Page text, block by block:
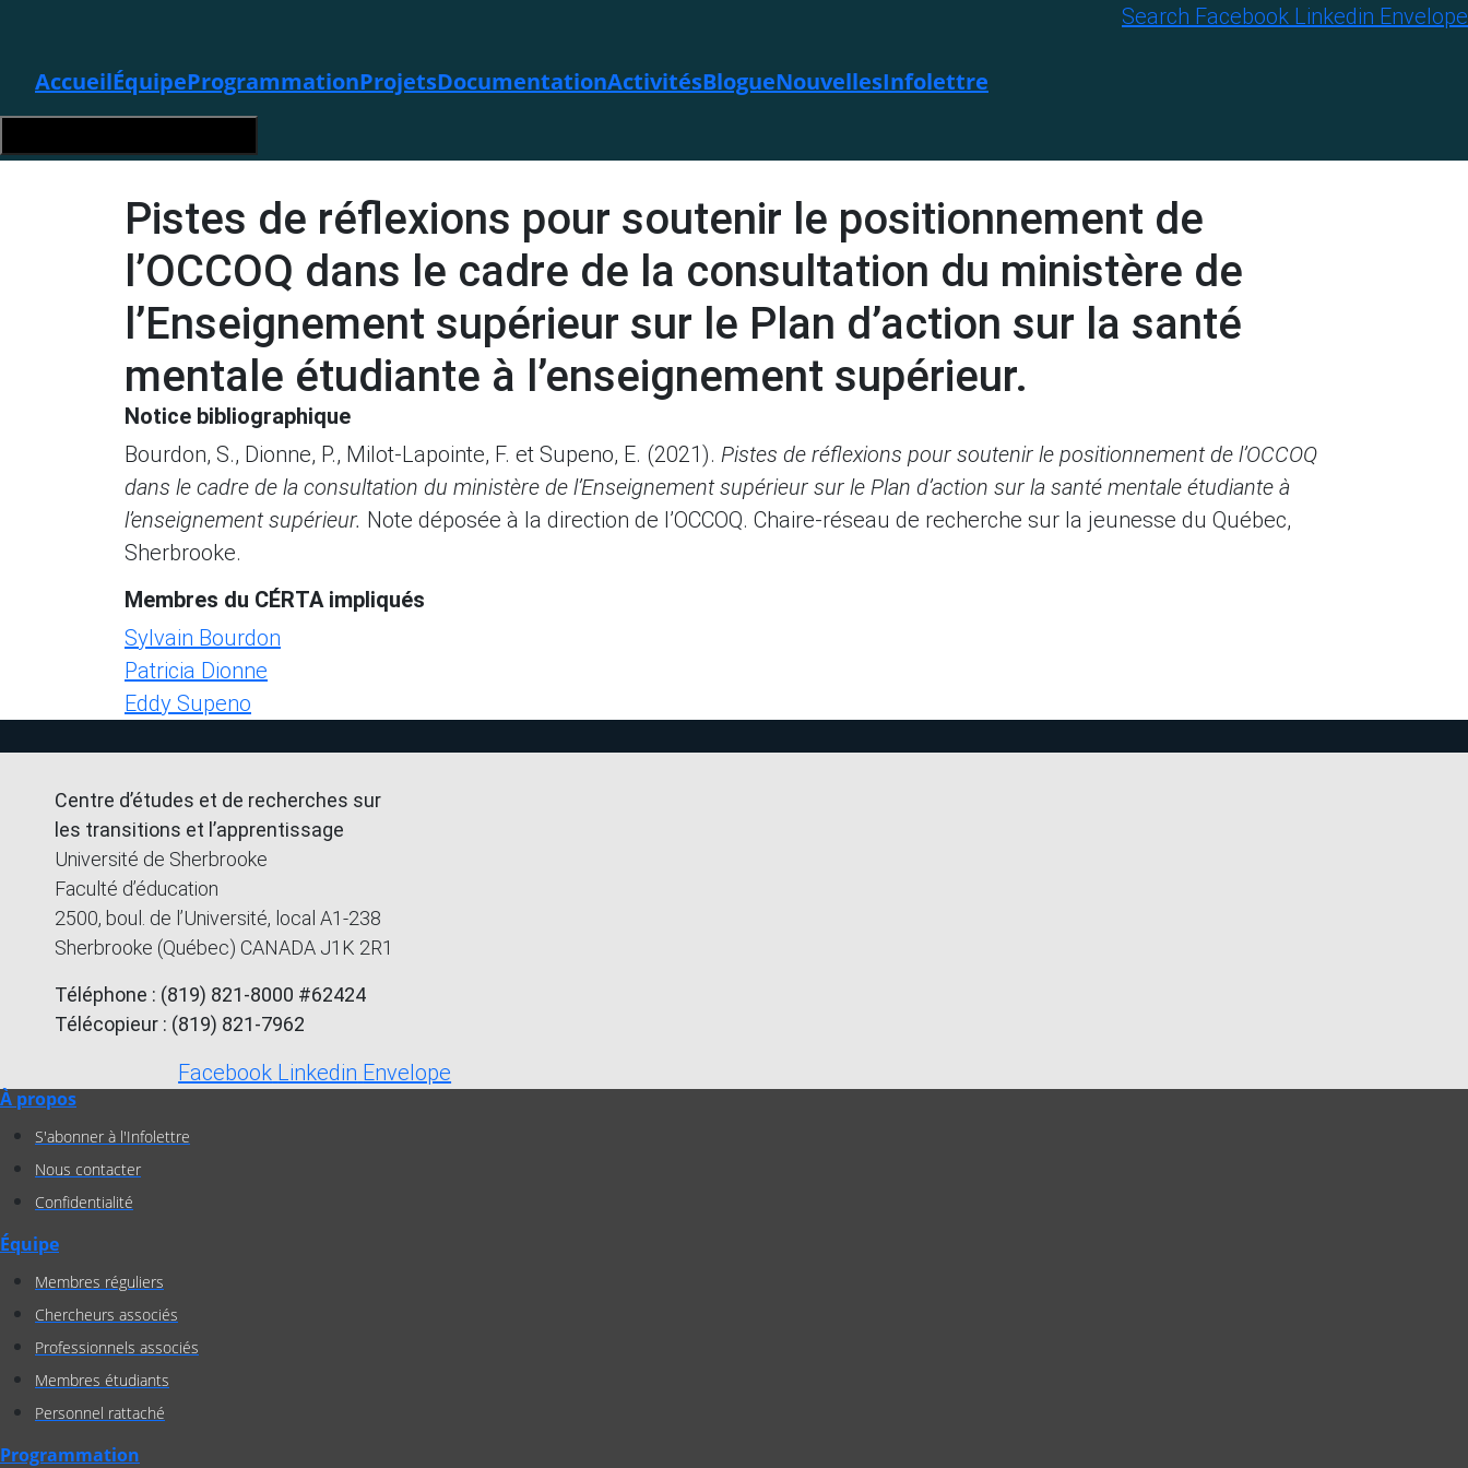
Search Facebook Linkedin Envelope
AccueilÉquipeProgrammationProjetsDocumentationActivitésBlogueNouvellesInfolettre
Pistes de réflexions pour soutenir le positionnement de
l’OCCOQ dans le cadre de la consultation du ministère de
l’Enseignement supérieur sur le Plan d’action sur la santé
mentale étudiante à l’enseignement supérieur.
Notice bibliographique
Bourdon, S., Dionne, P., Milot-Lapointe, F. et Supeno, E. (2021). Pistes de réflexions pour soutenir le positionnement de l’OCCOQ
dans le cadre de la consultation du ministère de l’Enseignement supérieur sur le Plan d’action sur la santé mentale étudiante à
l’enseignement supérieur. Note déposée à la direction de l’OCCOQ. Chaire-réseau de recherche sur la jeunesse du Québec,
Sherbrooke.
Membres du CÉRTA impliqués
Sylvain Bourdon
Patricia Dionne
Eddy Supeno
Centre d’études et de recherches sur
les transitions et l’apprentissage
Université de Sherbrooke
Faculté d’éducation
2500, boul. de l’Université, local A1-238
Sherbrooke (Québec) CANADA J1K 2R1
Téléphone : (819) 821-8000 #62424
Télécopieur : (819) 821-7962
Facebook Linkedin Envelope
À propos
S'abonner à l'Infolettre
Nous contacter
Confidentialité
Équipe
Membres réguliers
Chercheurs associés
Professionnels associés
Membres étudiants
Personnel rattaché
Programmation